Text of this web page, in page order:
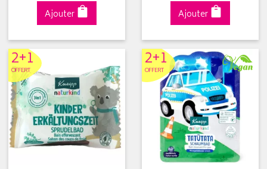
Ajouter Ajouter
2+1
OFFERT 2+1
OFFERT